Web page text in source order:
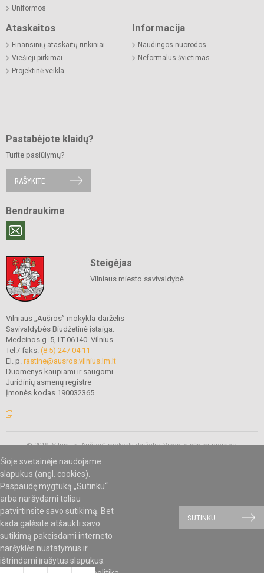
Šioje svetainėje naudojame
slapukus (angl. cookies).
Paspaudę mygtuką „Sutinku“
arba naršydami toliau
patvirtinsite savo sutikimą. Bet
kada galėsite atšaukti savo
sutikimą pakeisdami interneto
naršyklės nustatymus ir
ištrindami įrašytus slapukus.
SUTINKU
Uniformos
Ataskaitos
Finansinių ataskaitų rinkiniai
Viešieji pirkimai
Projektinė veikla
Informacija
Naudingos nuorodos
Neformalus švietimas
Pastabėjote klaidų?
Turite pasiūlymų?
RAŠYKITE
Bendraukime
Steigėjas
Vilniaus miesto savivaldybė
Vilniaus „Aušros” mokykla-darželis
Savivaldybės Biudžetinė įstaiga.
Medeinos g. 5, LT-06140 Vilnius.
Tel./ faks. (8 5) 247 04 11
El. p. rastine@ausros.vilnius.lm.lt
Duomenys kaupiami ir saugomi
Juridinių asmenų registre
Įmonės kodas 190032365
© 2019. Vilniaus „Aušros” mokykla-darželis. Visos teisės saugomos.
SVETAINESMOKYKLOMS.LT